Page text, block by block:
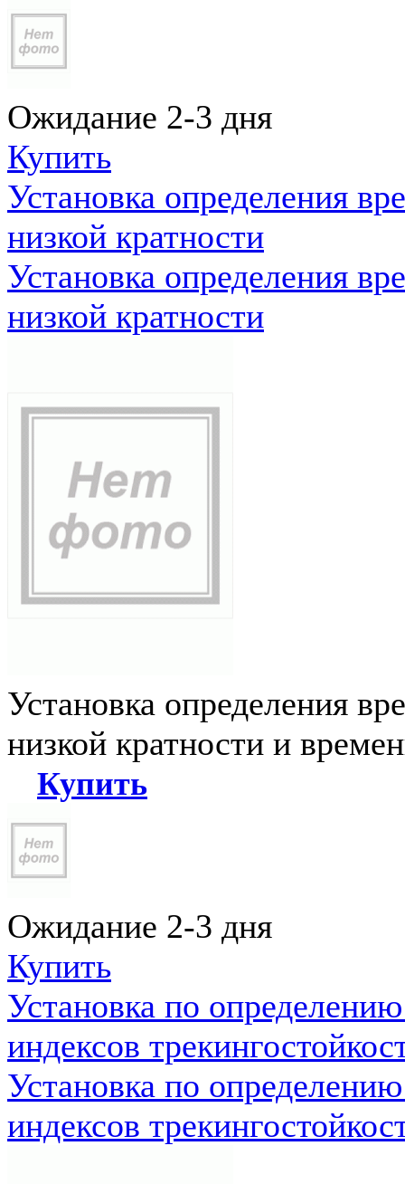
Ожидание 2-3 дня
Купить
Установка определения
низкой кратности
Установка определения
низкой кратности
Установка определения
низкой кратности и
Купить
Ожидание 2-3 дня
Купить
Установка по
индексов
Установка по
индексов